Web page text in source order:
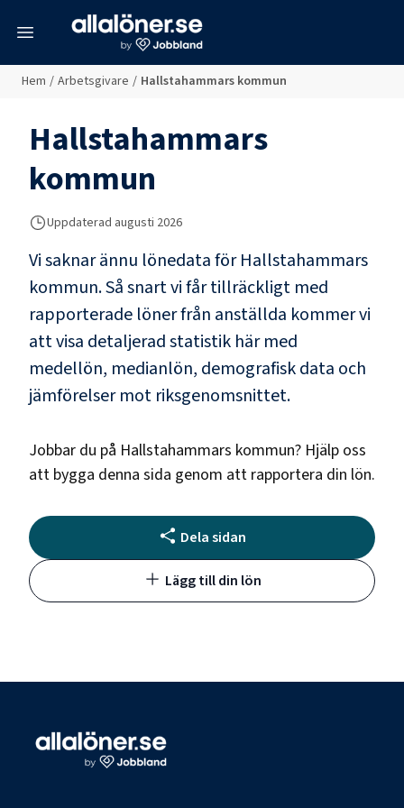
Hem / Arbetsgivare / Hallstahammars kommun
Hallstahammars
kommun
Uppdaterad augusti 2026
Vi saknar ännu lönedata förHallstahammars
kommun. Så snart vi får tillräckligt med
rapporterade löner från anställda kommer vi
att visa detaljerad statistik här med
medellön, medianlön, demografisk data och
jämförelser mot riksgenomsnittet.
Jobbar du på Hallstahammars kommun? Hjälp oss
att bygga denna sida genom att rapportera din lön.
Dela sidan
Lägg till din lön